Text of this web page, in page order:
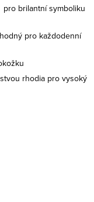
brilantní symboliku
pro každodenní
rhodia pro vysoký